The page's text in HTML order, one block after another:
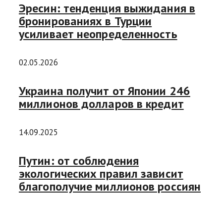
Эресин: тенденция выжидания в
бронированиях в Турции
усиливает неопределенность
02.05.2026
Украина получит от Японии 246
миллионов долларов в кредит
14.09.2025
Путин: от соблюдения
экологических правил зависит
благополучие миллионов россиян